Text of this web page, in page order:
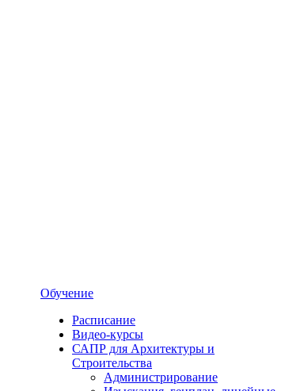
Обучение
Расписание
Видео-курсы
САПР для Архитектуры и
Строительства
Администрирование